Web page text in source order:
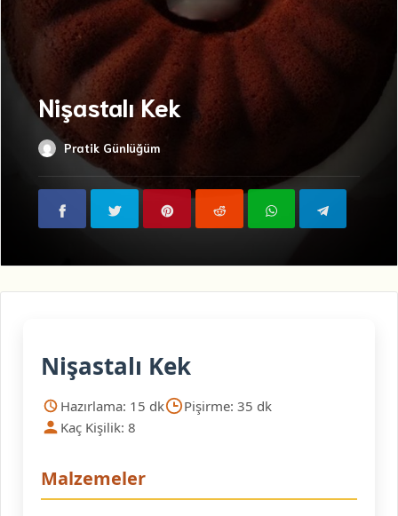
Nişastalı Kek
Pratik Günlüğüm
Nişastalı Kek
Hazırlama: 15 dk
Pişirme: 35 dk
Kaç Kişilik: 8
Malzemeler